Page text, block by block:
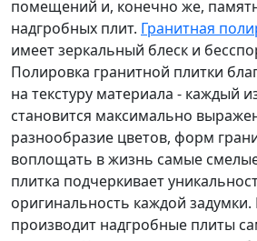
помещений и, конечно же,
надгробных плит. Гранитная
имеет зеркальный блеск и
Полировка гранитной плитки
на текстуру материала - каждый
становится максимально
разнообразие цветов, форм
воплощать в жизнь самые
плитка подчеркивает
оригинальность каждой
производит надгробные плиты